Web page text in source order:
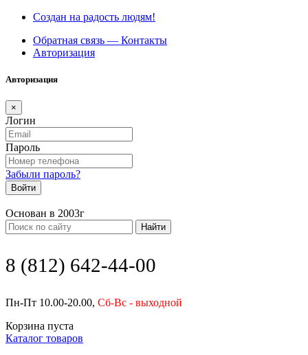
Создан на радость людям!
Обратная связь — Контакты
Авторизация
Авторизация
×
Логин
Пароль
Забыли пароль?
Войти
Основан в 2003г
Найти
8 (812) 642-44-00
Пн-Пт 10.00-20.00, Сб-Вс - выходной
Корзина пуста
Каталог товаров